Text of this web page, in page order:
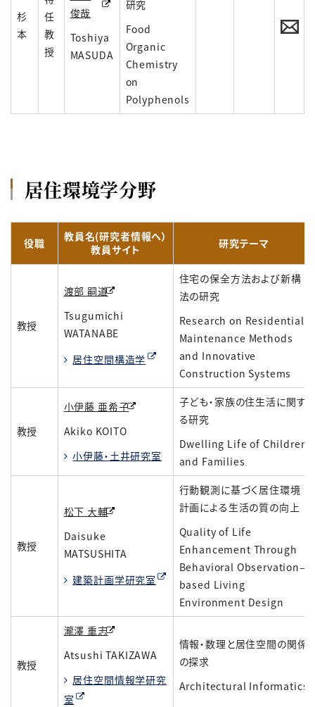
杉
本
任
教
授
俊哉
Toshiya
MASUDA
研究
Food
Organic
Chemistry
on
Polyphenols
居住環境学分野
役職
教員名(研究者情報へ）
教員サイト
研究テーマ
教授
渡部 嗣道
Tsugumichi
WATANABE
居住空間構造学
住宅の保全方法および新構
法の研究
Research on Residential
Maintenance Methods
and Innovative
Construction Systems
教授
小伊藤 亜希子
Akiko KOITO
小伊藤・土井研究室
子ども・家族の住生活に関す
る研究
Dwelling Life of Children
and Families
教授
松下 大輔
Daisuke
MATSUSHITA
建築計画学研究室
行動観測に基づく居住環境
計画による生活の質の向上
Quality of Life
Enhancement Through
Behavioral Observation–
based Living
Environment Design
教授
瀧澤 重志
Atsushi TAKIZAWA
居住空間情報学研究
室
情報・数理と居住空間の関係
の探求
Architectural Informatics